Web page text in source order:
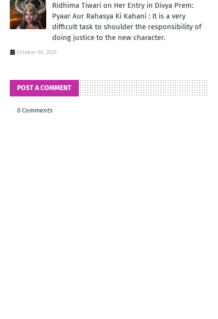
Ridhima Tiwari on Her Entry in Divya Prem:
Pyaar Aur Rahasya Ki Kahani : It is a very
difficult task to shoulder the responsibility of
doing justice to the new character.
October 06, 2025
POST A COMMENT
0 Comments